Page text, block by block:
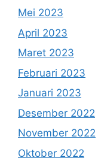
Mei 2023
April 2023
Maret 2023
Februari 2023
Januari 2023
Desember 2022
November 2022
Oktober 2022